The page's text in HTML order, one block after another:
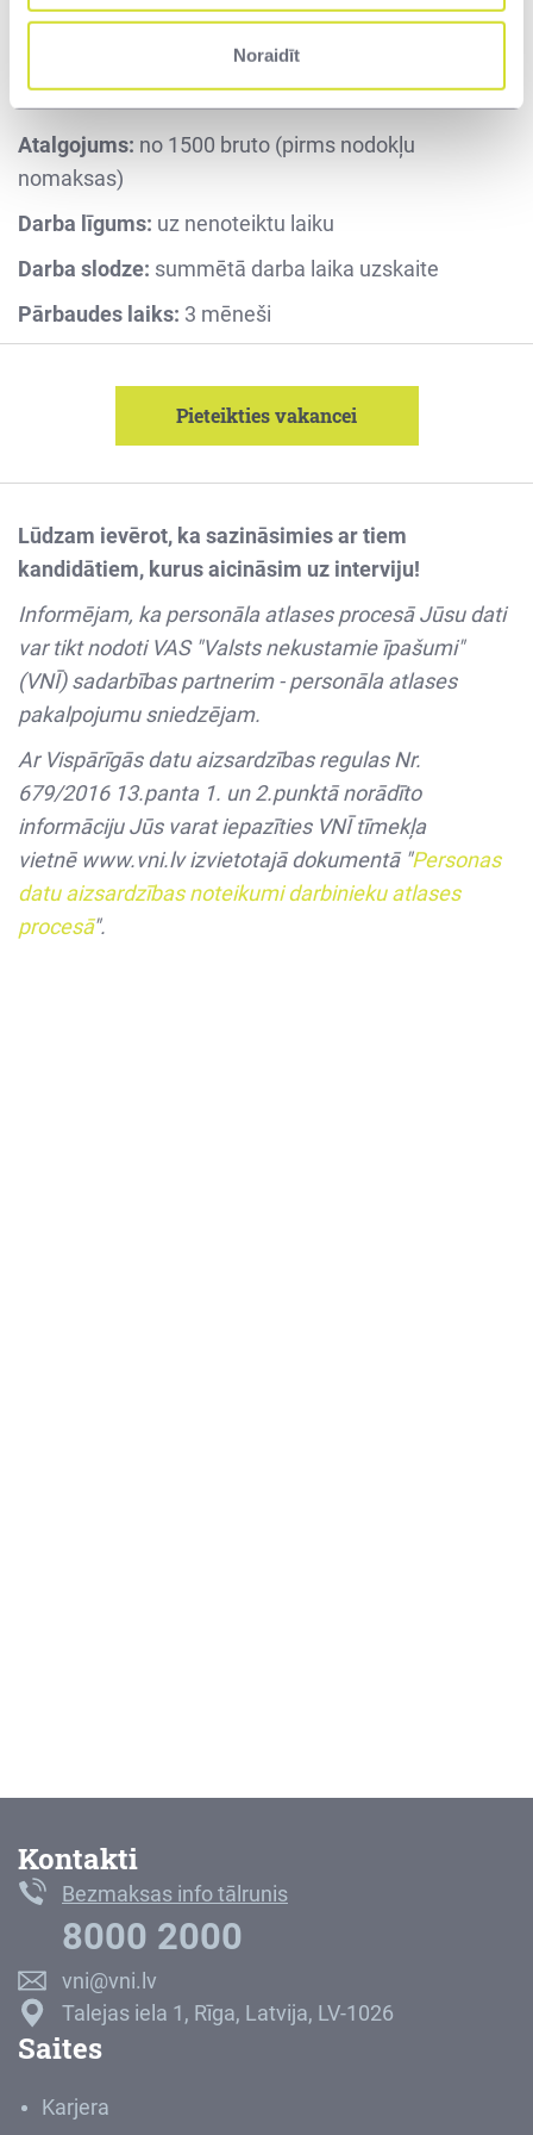
Noraidīt
Ērtu un modernu darba vidi
Profesionālu un draudzīgu komandu
Atalgojums: no 1500 bruto (pirms nodokļu
nomaksas)
Darba līgums: uz nenoteiktu laiku
Darba slodze: summētā darba laika uzskaite
Pārbaudes laiks: 3 mēneši
Pieteikties vakancei
Lūdzam ievērot, ka sazināsimies ar tiem
kandidātiem, kurus aicināsim uz interviju!
Informējam, ka personāla atlases procesā Jūsu dati
var tikt nodoti VAS "Valsts nekustamie īpašumi"
(VNĪ) sadarbības partnerim - personāla atlases
pakalpojumu sniedzējam.
Ar Vispārīgās datu aizsardzības regulas Nr.
679/2016 13.panta 1. un 2.punktā norādīto
informāciju Jūs varat iepazīties VNĪ tīmekļa
vietnē www.vni.lvizvietotajā dokumentā "Personas
datu aizsardzības noteikumi darbinieku atlases
procesā".
Kontakti
Bezmaksas info tālrunis
8000 2000
vni@vni.lv
Talejas iela 1, Rīga, Latvija, LV-1026
Saites
Karjera